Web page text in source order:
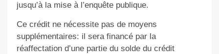
jusqu’à la mise à l’enquête publique.
Ce crédit ne nécessite pas de moyens
supplémentaires: il sera financé par la
réaffectation d’une partie du solde du crédit